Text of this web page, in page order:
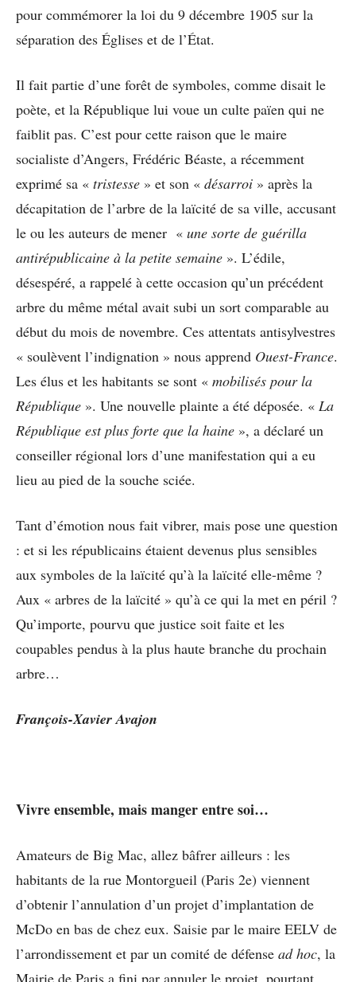
pour commémorer la loi du 9 décembre 1905 sur la
séparation des Églises et de l’État.
Il fait partie d’une forêt de symboles, comme disait le
poète, et la République lui voue un culte païen qui ne
faiblit pas. C’est pour cette raison que le maire
socialiste d’Angers, Frédéric Béaste, a récemment
exprimé sa « tristesse » et son « désarroi » après la
décapitation de l’arbre de la laïcité de sa ville, accusant
le ou les auteurs de mener « une sorte de guérilla
antirépublicaine à la petite semaine ». L’édile,
désespéré, a rappelé à cette occasion qu’un précédent
arbre du même métal avait subi un sort comparable au
début du mois de novembre. Ces attentats antisylvestres
« soulèvent l’indignation » nous apprend Ouest-France.
Les élus et les habitants se sont « mobilisés pour la
République ». Une nouvelle plainte a été déposée. « La
République est plus forte que la haine », a déclaré un
conseiller régional lors d’une manifestation qui a eu
lieu au pied de la souche sciée.
Tant d’émotion nous fait vibrer, mais pose une question
: et si les républicains étaient devenus plus sensibles
aux symboles de la laïcité qu’à la laïcité elle-même ?
Aux « arbres de la laïcité » qu’à ce qui la met en péril ?
Qu’importe, pourvu que justice soit faite et les
coupables pendus à la plus haute branche du prochain
arbre…
François-Xavier Avajon
Vivre ensemble, mais manger entre soi…
Amateurs de Big Mac, allez bâfrer ailleurs : les
habitants de la rue Montorgueil (Paris 2e) viennent
d’obtenir l’annulation d’un projet d’implantation de
McDo en bas de chez eux. Saisie par le maire EELV de
l’arrondissement et par un comité de défense ad hoc, la
Mairie de Paris a fini par annuler le projet, pourtant